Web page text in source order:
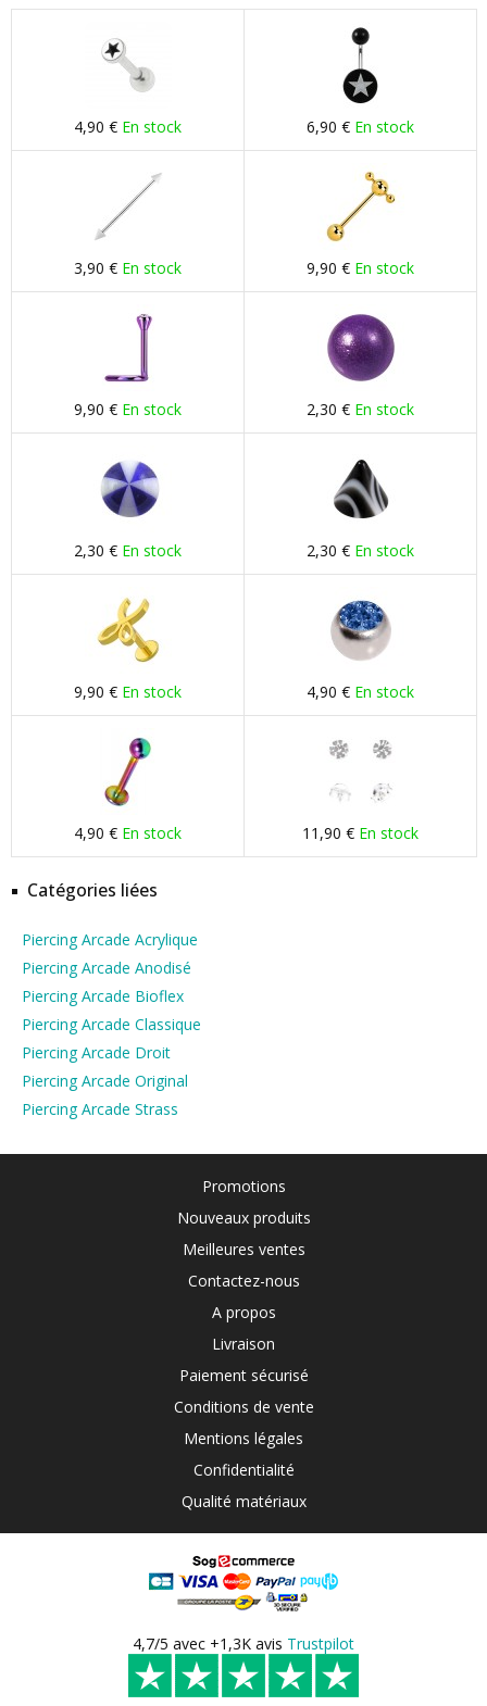
4,90 € En stock 6,90 € En stock
3,90 € En stock 9,90 € En stock
9,90 € En stock 2,30 € En stock
2,30 € En stock 2,30 € En stock
9,90 € En stock 4,90 € En stock
4,90 € En stock 11,90 € En stock
Catégories liées
Piercing Arcade Acrylique
Piercing Arcade Anodisé
Piercing Arcade Bioflex
Piercing Arcade Classique
Piercing Arcade Droit
Piercing Arcade Original
Piercing Arcade Strass
Promotions
Nouveaux produits
Meilleures ventes
Contactez-nous
A propos
Livraison
Paiement sécurisé
Conditions de vente
Mentions légales
Confidentialité
Qualité matériaux
4,7/5 avec +1,3K avis Trustpilot